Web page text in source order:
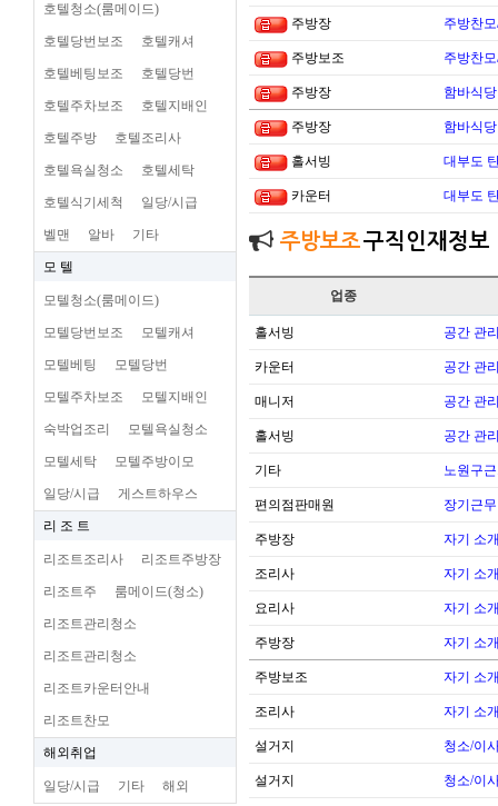
호텔청소(룸메이드)
호텔당번보조 호텔캐셔
호텔베팅보조 호텔당번
호텔주차보조 호텔지배인
호텔주방 호텔조리사
호텔욕실청소 호텔세탁
호텔식기세척 일당/시급
벨맨 알바 기타
모 텔
모텔청소(룸메이드)
모텔당번보조 모텔캐셔
모텔베팅 모텔당번
모텔주차보조 모텔지배인
숙박업조리 모텔욕실청소
모텔세탁 모텔주방이모
일당/시급 게스트하우스
리 조 트
리조트조리사 리조트주방장
리조트주 룸메이드(청소)
리조트관리청소
리조트관리청소
리조트카운터안내
리조트찬모
해외취업
일당/시급 기타 해외
주방장 주방찬
주방보조 주방찬
주방장 함바식
주방장 함바식
홀서빙 대부도
카운터 대부도
주방보조구직인재정보
업종
홀서빙 공간 관
카운터 공간 관
매니저 공간 관
홀서빙 공간 관
기타 노원구
편의점판매원 장기근
주방장 자기 소
조리사 자기 소
요리사 자기 소
주방장 자기 소
주방보조 자기 소
조리사 자기 소
설거지 청소/이
설거지 청소/이